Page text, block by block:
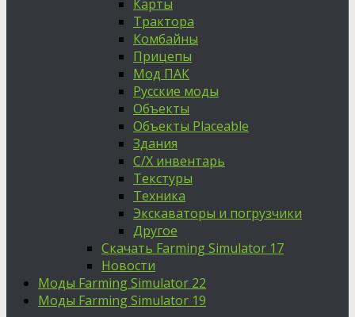
Карты
Трактора
Комбайны
Прицепы
Мод ПАК
Русские моды
Объекты
Объекты Placeable
Здания
С/Х инвентарь
Текстуры
Техника
Экскаваторы и погрузчики
Другое
Скачать Farming Simulator 17
Новости
Моды Farming Simulator 22
Моды Farming Simulator 19